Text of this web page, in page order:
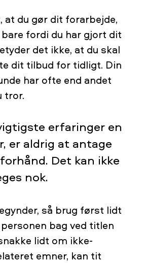
at du gør dit forarbejde,
fordi du har gjort dit
det ikke, at du skal
dit tilbud for tidligt. Din
har ofte end andet
tror.
erfaringer en
er aldrig at antage
Det kan ikke
nok.
så brug først lidt
bag ved titlen
lidt om ikke-
emner, kan tit